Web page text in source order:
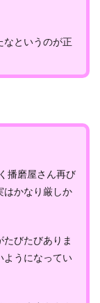
なというのが正
播磨屋さん再び
はかなり厳しか
びたびありま
ようになってい